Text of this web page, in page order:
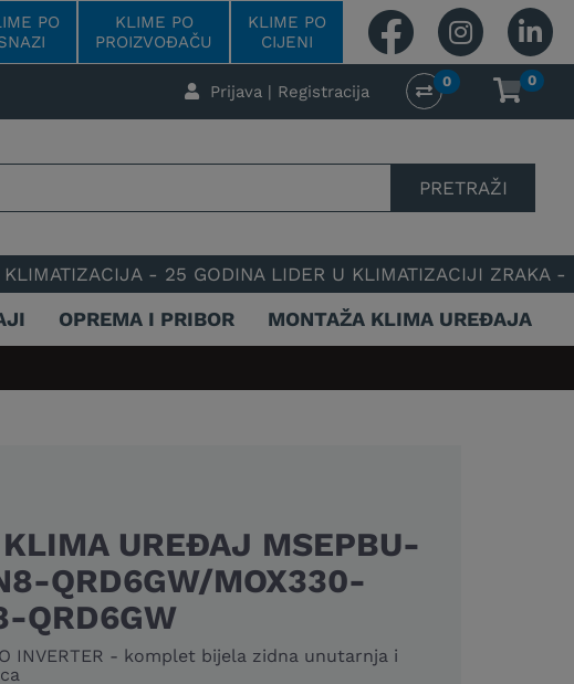
PO
KLIME PO
PROIZVOĐAČU
KLIME PO
CIJENI
Prijava | Registracija
0 0
PRETRAŽI
- 25 GODINA LIDER U KLIMATIZACIJI ZRAKA -
OPREMA I PRIBOR MONTAŽA KLIMA UREĐAJA
UREĐAJ MSEPBU-
QRD6GW/MOX330-
QRD6GW
INVERTER - komplet bijela zidna unutarnja i